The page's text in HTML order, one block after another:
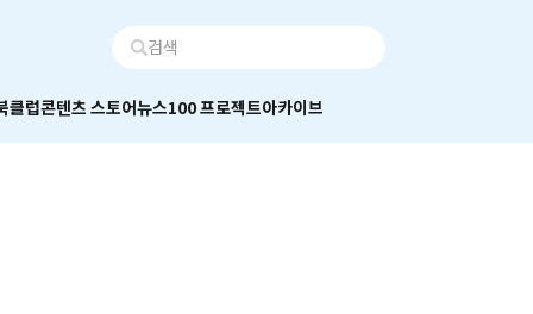
클럽콘텐츠 스토어뉴스100 프로젝트아카이브